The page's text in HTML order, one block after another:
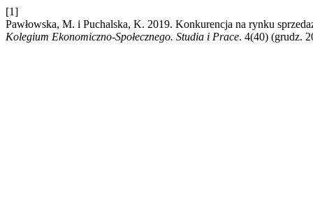
[1]
Pawłowska, M. i Puchalska, K. 2019. Konkurencja na rynku
Kolegium Ekonomiczno-Społecznego. Studia i Prace. 4(40) (grudz.